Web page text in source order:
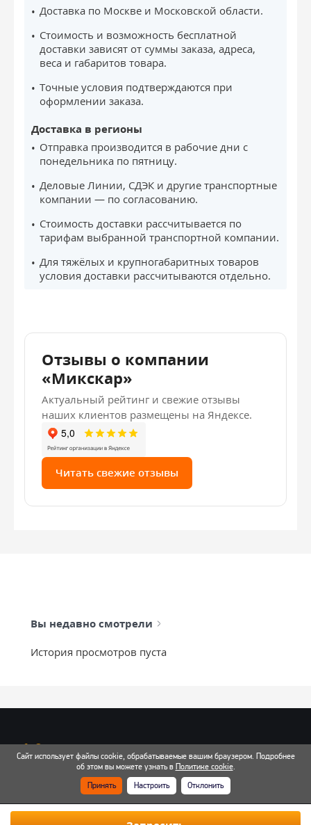
Доставка по Москве и Московской области.
Стоимость и возможность бесплатной
доставки зависят от суммы заказа, адреса,
веса и габаритов товара.
Точные условия подтверждаются при
оформлении заказа.
Доставка в регионы
Отправка производится в рабочие дни с
понедельника по пятницу.
Деловые Линии, СДЭК и другие транспортные
компании — по согласованию.
Стоимость доставки рассчитывается по
тарифам выбранной транспортной компании.
Для тяжёлых и крупногабаритных товаров
условия доставки рассчитываются отдельно.
Отзывы о компании
«Микскар»
Актуальный рейтинг и свежие отзывы
наших клиентов размещены на Яндексе.
Читать свежие отзывы
Вы недавно смотрели
История просмотров пуста
info@mixtcar.ru
Почта для связи
Все контакты
Сайт использует файлы cookie, обрабатываемые вашим браузером. Подробнее
об этом вы можете узнать в Политике cookie.
Принять
Настроить Отклонить